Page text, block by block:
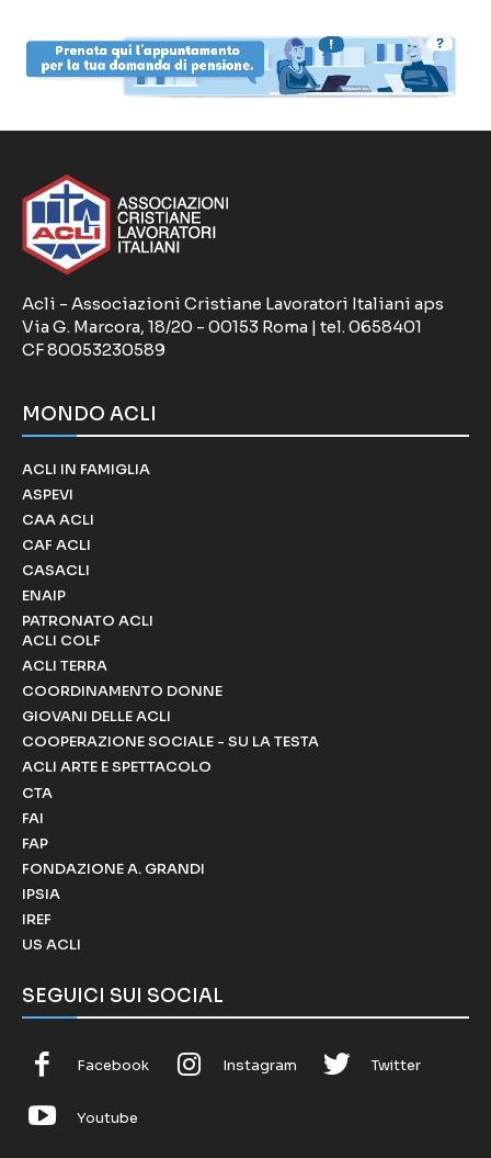
Acli - Associazioni Cristiane Lavoratori Italiani aps
Via G. Marcora, 18/20 - 00153 Roma | tel. 0658401
CF 80053230589
MONDO ACLI
ACLI IN FAMIGLIA
ASPEVI
CAA ACLI
CAF ACLI
CASACLI
ENAIP
PATRONATO ACLI
ACLI COLF
ACLI TERRA
COORDINAMENTO DONNE
GIOVANI DELLE ACLI
COOPERAZIONE SOCIALE - SU LA TESTA
ACLI ARTE E SPETTACOLO
CTA
FAI
FAP
FONDAZIONE A. GRANDI
IPSIA
IREF
US ACLI
SEGUICI SUI SOCIAL
Facebook Instagram Twitter
Youtube